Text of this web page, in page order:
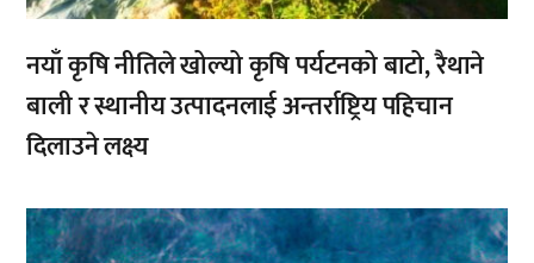
नयाँ कृषि नीतिले खोल्यो कृषि पर्यटनको बाटो, रैथाने
बाली र स्थानीय उत्पादनलाई अन्तर्राष्ट्रिय पहिचान
दिलाउने लक्ष्य
,